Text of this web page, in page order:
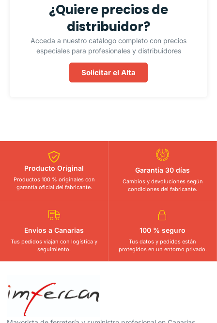
¿Quiere precios de
distribuidor?
Acceda a nuestro catálogo completo con precios
especiales para profesionales y distribuidores
Solicitar el Alta
Producto Original
Productos 100 % originales con
garantía oficial del fabricante.
Garantía 30 días
Cambios y devoluciones según
condiciones del fabricante.
Envíos a Canarias
Tus pedidos viajan con logística y
seguimiento.
100 % seguro
Tus datos y pedidos están
protegidos en un entorno privado.